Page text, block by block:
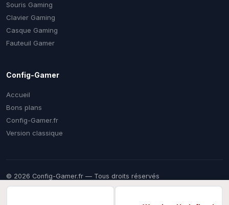
Souris Gaming
Clavier Gaming
Casque Gaming
Fauteuil Gamer
Config-Gamer
Accueil
Bons plans
Config-Gamer.fr
Version classique
© 2026 Config-Gamer.fr — Tous droits réservés
Prix mis à jour régulièrement. Certains liens sont des liens